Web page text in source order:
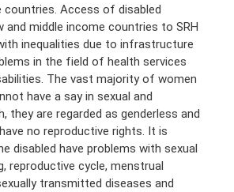
countries. Access of disabled
and middle income countries to SRH
inequalities due to infrastructure
in the field of health services
The vast majority of women
have a say in sexual and
they are regarded as genderless and
no reproductive rights. It is
disabled have problems with sexual
reproductive cycle, menstrual
transmitted diseases and